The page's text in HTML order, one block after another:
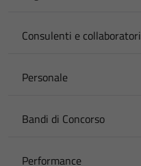
Consulenti e collaboratori
Personale
Bandi di Concorso
Performance